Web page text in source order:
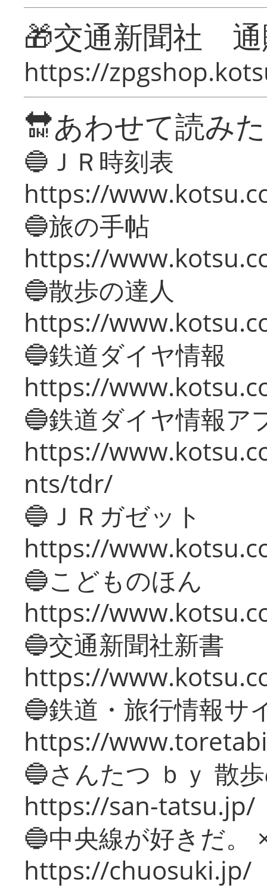
🎁交通新聞社
https://
🔛あわせて読み
🔵ＪＲ時刻表
https://
🔵旅の手帖
https://
🔵散歩の達人
https://
🔵鉄道ダイヤ情報
https://
🔵鉄道ダイヤ情報ア
https://
nts/tdr/
🔵ＪＲガゼット
https://
🔵こどものほん
https://
🔵交通新聞社新書
https://
🔵鉄道・旅行情報サ
https://
🔵さんたつ ｂｙ 散
https://san-tatsu.jp/
🔵中央線が好きだ。
https://chuosuki.jp/